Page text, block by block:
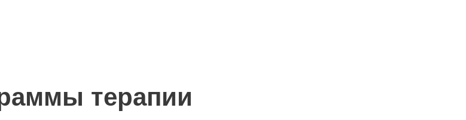
терапии